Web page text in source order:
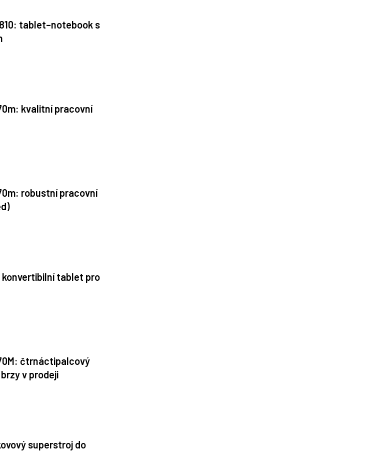
tablet–notebook s
kvalitní pracovní
robustní pracovní
konvertibilní tablet pro
čtrnáctipalcový
v prodeji
superstroj do